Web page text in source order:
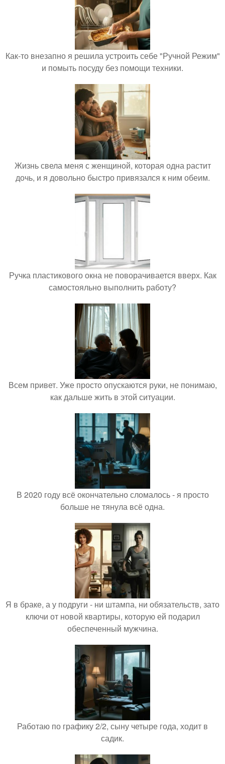
Как-то внезапно я решила устроить себе "Ручной Режим"
и помыть посуду без помощи техники.
Жизнь свела меня с женщиной, которая одна растит
дочь, и я довольно быстро привязался к ним обеим.
Ручка пластикового окна не поворачивается вверх. Как
самостояльно выполнить работу?
Всем привет. Уже просто опускаются руки, не понимаю,
как дальше жить в этой ситуации.
В 2020 году всё окончательно сломалось - я просто
больше не тянула всё одна.
Я в браке, а у подруги - ни штампа, ни обязательств, зато
ключи от новой квартиры, которую ей подарил
обеспеченный мужчина.
Работаю по графику 2/2, сыну четыре года, ходит в
садик.